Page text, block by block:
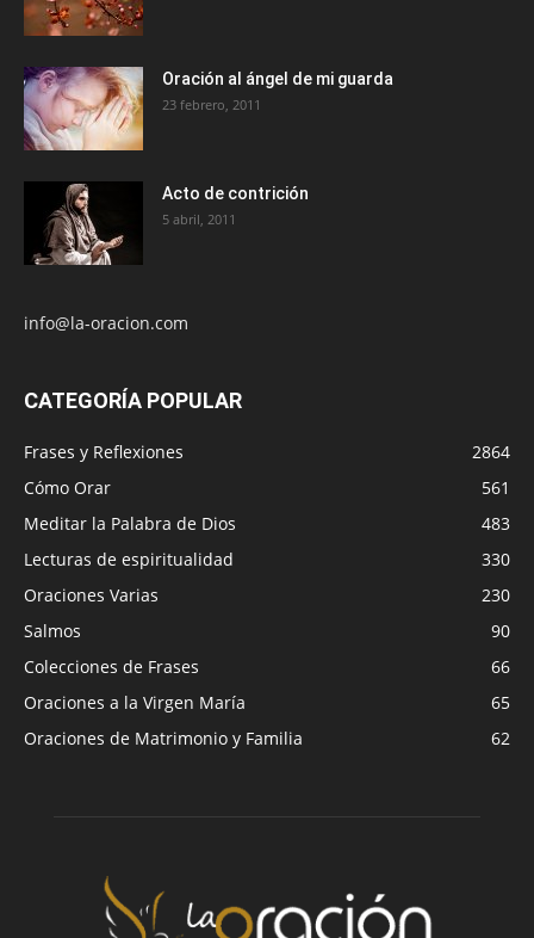
Oración al ángel de mi guarda
23 febrero, 2011
Acto de contrición
5 abril, 2011
info@la-oracion.com
CATEGORÍA POPULAR
Frases y Reflexiones
2864
Cómo Orar
561
Meditar la Palabra de Dios
483
Lecturas de espiritualidad
330
Oraciones Varias
230
Salmos
90
Colecciones de Frases
66
Oraciones a la Virgen María
65
Oraciones de Matrimonio y Familia
62